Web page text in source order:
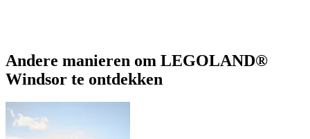
Andere manieren om LEGOLAND®
Windsor te ontdekken